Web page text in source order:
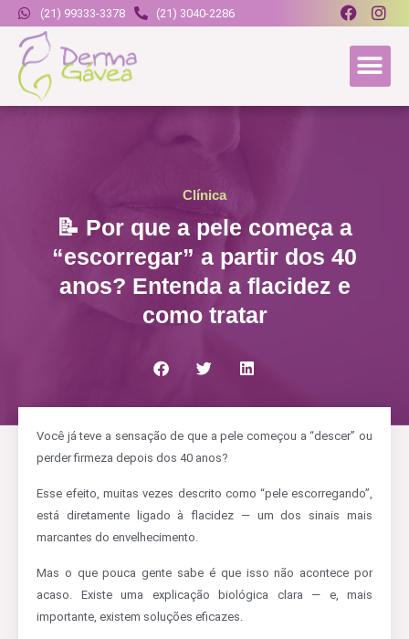
(21) 99333-3378 (21) 3040-2286
Clínica
📝 Por que a pele começa a
“escorregar” a partir dos 40
anos? Entenda a flacidez e
como tratar
Você já teve a sensação de que a pele começou a “descer” ou
perder firmeza depois dos 40 anos?
Esse efeito, muitas vezes descrito como “pele escorregando”,
está diretamente ligado à flacidez — um dos sinais mais
marcantes do envelhecimento.
Mas o que pouca gente sabe é que isso não acontece por
acaso. Existe uma explicação biológica clara — e, mais
importante, existem soluções eficazes.